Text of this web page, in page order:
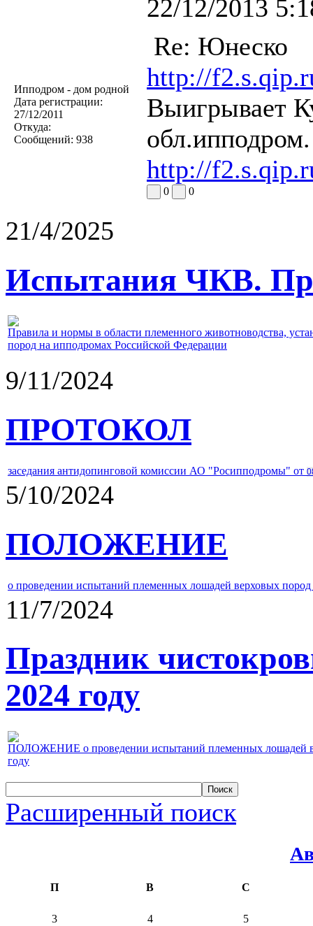
22/12/2013
Ипподром - дом родной
Дата регистрации:
27/12/2011
Откуда:
Сообщений: 938
Re: Юнеско
http://
Выигрывает
обл.ипподром.
http://
0 0
21/4/2025
Испытания ЧКВ.
Правила и нормы в области племенного животноводства,
пород на ипподромах Российской Федерации
9/11/2024
ПРОТОКОЛ
заседания антидопинговой комиссии АО "Росипподромы" от
5/10/2024
ПОЛОЖЕНИЕ
о проведении испытаний племенных лошадей верховых
11/7/2024
Праздник
2024 году
ПОЛОЖЕНИЕ о проведении испытаний племенных лошадей
году
Расширенный поиск
П В С
3 4 5